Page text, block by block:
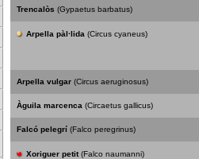
Trencalòs (Gypaetus barbatus)
Arpella pàl·lida (Circus cyaneus)
Arpella vulgar (Circus aeruginosus)
Àguila marcenca (Circaetus gallicus)
Falcó pelegrí (Falco peregrinus)
Xoriguer petit (Falco naumanni)